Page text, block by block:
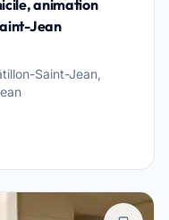
animation
Jean
Saint-Jean,